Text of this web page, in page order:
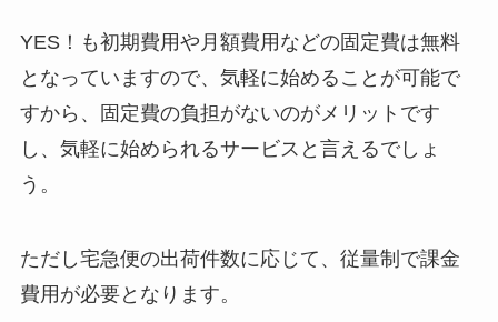
YES！も初期費用や月額費用などの固定費は無料
となっていますので、気軽に始めることが可能で
すから、固定費の負担がないのがメリットです
し、気軽に始められるサービスと言えるでしょ
う。
ただし宅急便の出荷件数に応じて、従量制で課金
費用が必要となります。